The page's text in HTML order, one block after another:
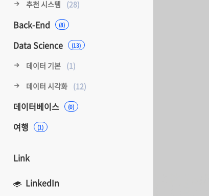
추천 시스템
(28)
Back-End (8)
Data Science (13)
데이터 기본 (1)
데이터 시각화 (12)
데이터베이스 (0)
여행 (1)
Link
LinkedIn